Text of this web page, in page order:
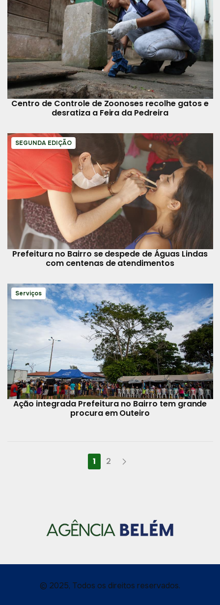
Centro de Controle de Zoonoses recolhe gatos e
desratiza a Feira da Pedreira
SEGUNDA EDIÇÃO
Prefeitura no Bairro se despede de Águas Lindas
com centenas de atendimentos
Serviços
Ação integrada Prefeitura no Bairro tem grande
procura em Outeiro
1 2
© 2025, Todos os direitos reservados.